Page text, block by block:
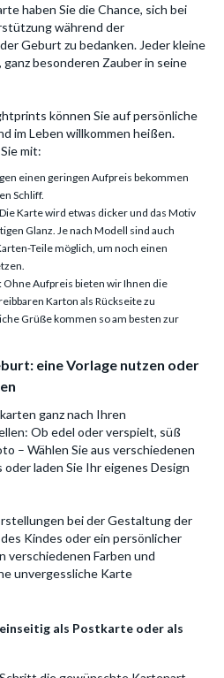
haben Sie die Chance, sich bei
während der
Geburt zu bedanken. Jeder kleine
besonderen Zauber in seine
können Sie auf persönliche
im Leben willkommen heißen.
mit:
einen geringen Aufpreis bekommen
Schliff.
Karte wird etwas dicker und das Motiv
Glanz. Je nach Modell sind auch
Teile möglich, um noch einen
Aufpreis bieten wir Ihnen die
Karton als Rückseite zu
Grüße kommen so am besten zur
eine Vorlage nutzen oder
ganz nach Ihren
Ob edel oder verspielt, süß
– Wählen Sie aus verschiedenen
laden Sie Ihr eigenes Design
bei der Gestaltung der
Kindes oder ein persönlicher
verschiedenen Farben und
unvergessliche Karte
als Postkarte oder als